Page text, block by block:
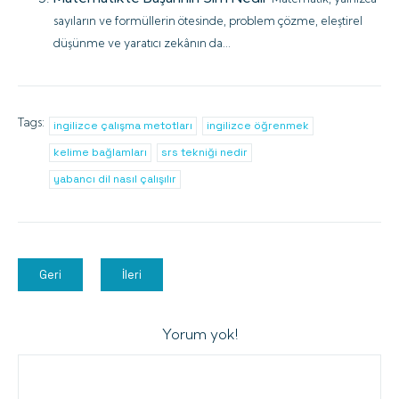
sayıların ve formüllerin ötesinde, problem çözme, eleştirel
düşünme ve yaratıcı zekânın da...
Tags: ingilizce çalışma metotları
ingilizce öğrenmek
kelime bağlamları
srs tekniği nedir
yabancı dil nasıl çalışılır
Geri İleri
Yorum yok!